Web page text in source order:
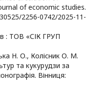
of economic studies.
2256-0742/2025-11-
: ТОВ «СІК ГРУП
Н. О., Колісник О. М.
та кукурудзи за
Вінниця: